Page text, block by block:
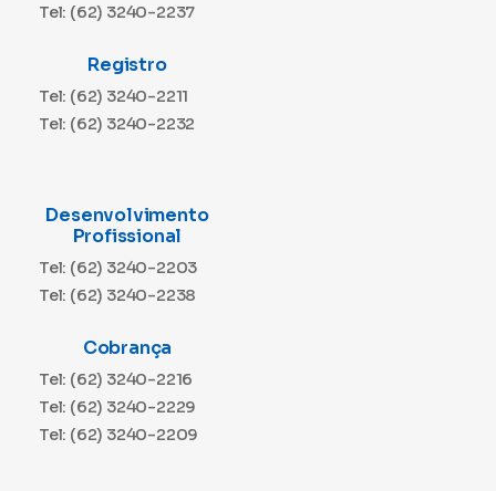
Tel: (62) 3240-2237
Registro
Tel: (62) 3240-2211
Tel: (62) 3240-2232
Desenvolvimento
Profissional
Tel: (62) 3240-2203
Tel: (62) 3240-2238
Cobrança
Tel: (62) 3240-2216
Tel: (62) 3240-2229
Tel: (62) 3240-2209